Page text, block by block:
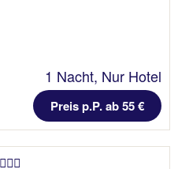
1 Nacht, Nur Hotel
Preis p.P. ab 55 €